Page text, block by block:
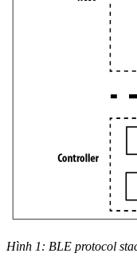
Hình 1: BLE protocol